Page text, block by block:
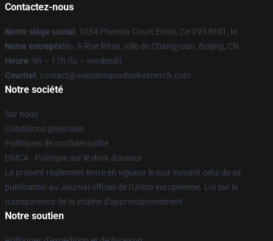
Contactez-nous
Notre siège social : 1034 Phoenix Court Ennis, Ce V95 Rtd1, Ie
Notre entrepôtNo. 6 Rue Ritan, ville de Changyuan, Beijing, CN
Heure: 9h – 17h (lu – vendredi)
Courriel : contact@suicidesquadisekaimerch.com
Notre société
Sur nous
Conditions générales
Politiques de confidentialité
DMCA - Politique sur le droit d'auteur
Le présent règlement entre en vigueur le jour suivant celui de sa
publication au Journal officiel de l'Union européenne. Loi sur la
transparence de la chaîne d'approvisionnement
Notre soutien